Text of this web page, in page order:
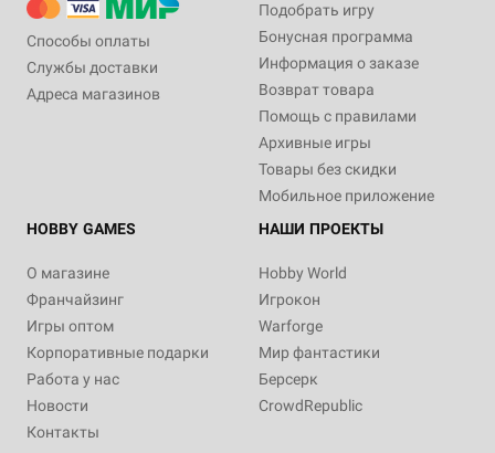
Способы оплаты
Службы доставки
Адреса магазинов
Подобрать игру
Бонусная программа
Информация о заказе
Возврат товара
Помощь с правилами
Архивные игры
Товары без скидки
Мобильное приложение
HOBBY GAMES
О магазине
Франчайзинг
Игры оптом
Корпоративные подарки
Работа у нас
Новости
Контакты
НАШИ ПРОЕКТЫ
Hobby World
Игрокон
Warforge
Мир фантастики
Берсерк
CrowdRepublic